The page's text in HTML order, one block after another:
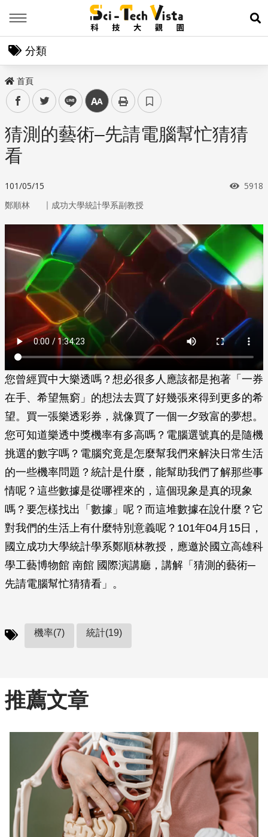
展
分類
首頁
facebooktwitter line 中
猜測的藝術–先請電腦幫忙猜猜
看
101/05/15 瀏覽
5918
鄭順林 ｜ 成功大學統計學系副教授
您曾經買中大樂透嗎？想必很多人應該都是抱著「一券
在手、希望無窮」的想法去買了好幾張來得到更多的希
望。買一張樂透彩券，就像買了一個一夕致富的夢想。
您可知道樂透中獎機率有多高嗎？電腦選號真的是隨機
挑選的數字嗎？電腦究竟是怎麼幫我們來解決日常生活
的一些機率問題？統計是什麼，能幫助我們了解那些事
情呢？這些數據是從哪裡來的，這個現象是真的現象
嗎？要怎樣找出「數據」呢？而這堆數據在說什麼？它
對我們的生活上有什麼特別意義呢？101年04月15日，
國立成功大學統計學系鄭順林教授，應邀於國立高雄科
學工藝博物館 南館 國際演講廳，講解「猜測的藝術─
先請電腦幫忙猜猜看」。
機率(7) 統計(19)
推薦文章